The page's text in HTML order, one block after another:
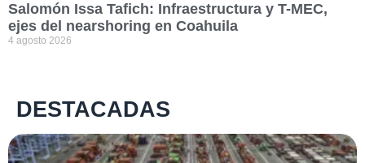
Salomón Issa Tafich: Infraestructura y T-MEC,
ejes del nearshoring en Coahuila
4 agosto 2026
DESTACADAS